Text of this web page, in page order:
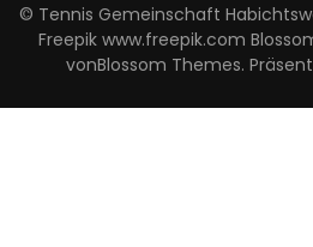
© Tennis Gemeinschaft
Freepik www.freepik.com
vonBlossom Themes.